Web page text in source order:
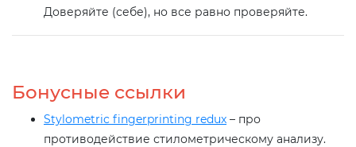
Доверяйте (себе), но все равно проверяйте.
Бонусные ссылки
Stylometric fingerprinting redux – про
противодействие стилометрическому анализу.